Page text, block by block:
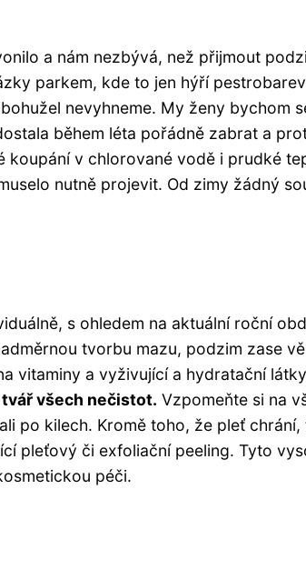
a nám nezbývá, než přijmout
parkem, kde to jen hýří
nevyhneme. My ženy bychom
během léta pořádně zabrat a
koupání v chlorované vodě i prudké
nutně projevit. Od zimy žádný
s ohledem na aktuální roční
tvorbu mazu, podzim zase
vitaminy a vyživující a hydratační
všech nečistot. Vzpomeňte si na
po kilech. Kromě toho, že pleť
pleťový či exfoliační peeling. Tyto
péči.